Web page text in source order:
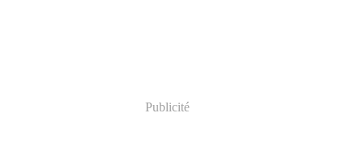
Publicité